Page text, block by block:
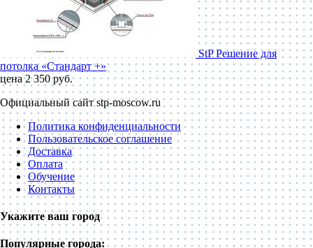
StP Решение для
потолка «Стандарт +»
цена 2 350 руб.
Официальный сайт stp-moscow.ru
Политика конфиденциальности
Пользовательское соглашение
Доставка
Оплата
Обучение
Контакты
Укажите ваш город
Популярные города: